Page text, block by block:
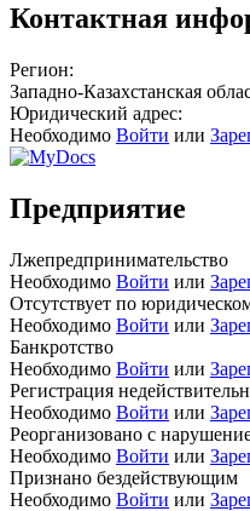
Контактная
Регион:
Западно-Казахстанская
Юридический адрес:
Необходимо Войти или
Предприятие
Лжепредпринимательство
Необходимо Войти или
Отсутствует по
Необходимо Войти или
Банкротство
Необходимо Войти или
Регистрация
Необходимо Войти или
Реорганизовано с
Необходимо Войти или
Признано бездействующим
Необходимо Войти или